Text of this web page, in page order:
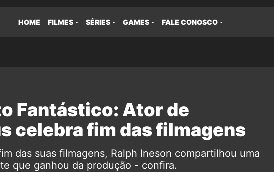
HOME FILMES SÉRIES GAMES FALE CONOSCO
Fantástico: Ator de
celebra fim das filmagens
das suas filmagens, Ralph Ineson compartilhou uma
que ganhou da produção - confira.